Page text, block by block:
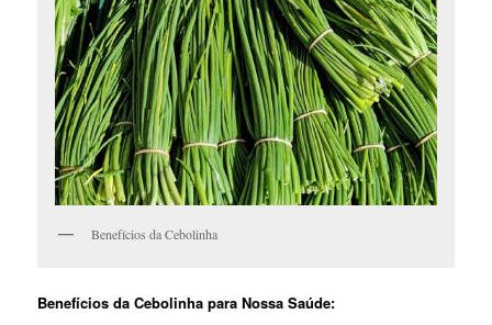
Benefícios da Cebolinha
Benefícios da Cebolinha para Nossa Saúde: